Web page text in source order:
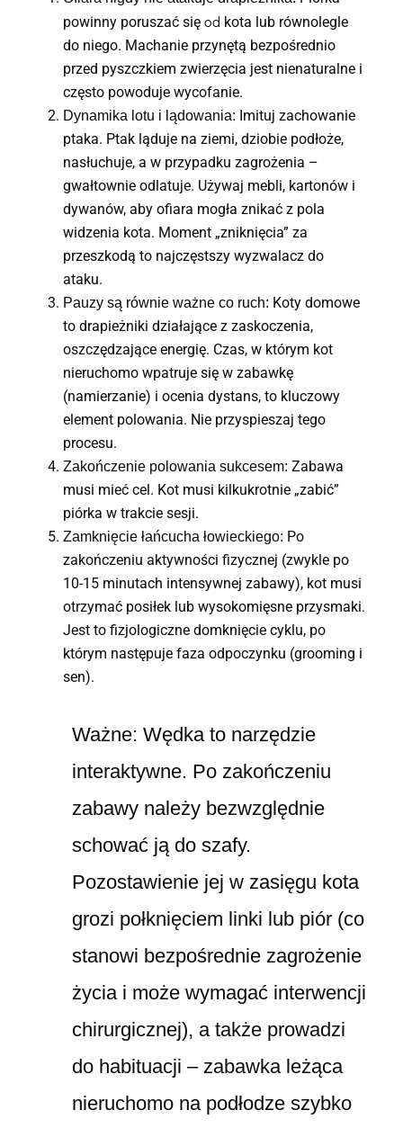
powinny poruszać sięod kota lub równolegle
do niego. Machanie przynętą bezpośrednio
przed pyszczkiem zwierzęcia jest nienaturalne i
często powoduje wycofanie.
Dynamika lotu i lądowania: Imituj zachowanie
ptaka. Ptak ląduje na ziemi, dziobie podłoże,
nasłuchuje, a w przypadku zagrożenia –
gwałtownie odlatuje. Używaj mebli, kartonów i
dywanów, aby ofiara mogła znikać z pola
widzenia kota. Moment „zniknięcia” za
przeszkodą to najczęstszy wyzwalacz do
ataku.
Pauzy są równie ważne co ruch: Koty domowe
to drapieżniki działające z zaskoczenia,
oszczędzające energię. Czas, w którym kot
nieruchomo wpatruje się w zabawkę
(namierzanie) i ocenia dystans, to kluczowy
element polowania. Nie przyspieszaj tego
procesu.
Zakończenie polowania sukcesem: Zabawa
musi mieć cel. Kot musi kilkukrotnie „zabić”
piórka w trakcie sesji.
Zamknięcie łańcucha łowieckiego: Po
zakończeniu aktywności fizycznej (zwykle po
10-15 minutach intensywnej zabawy), kot musi
otrzymać posiłek lub wysokomięsne przysmaki.
Jest to fizjologiczne domknięcie cyklu, po
którym następuje faza odpoczynku (grooming i
sen).
Ważne: Wędka to narzędzie
interaktywne. Po zakończeniu
zabawy należy bezwzględnie
schować ją do szafy.
Pozostawienie jej w zasięgu kota
grozi połknięciem linki lub piór (co
stanowi bezpośrednie zagrożenie
życia i może wymagać interwencji
chirurgicznej), a także prowadzi
do habituacji – zabawka leżąca
nieruchomo na podłodze szybko